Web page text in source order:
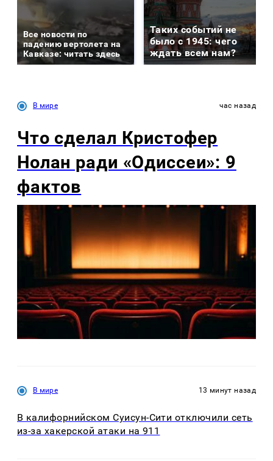
Все новости по
падению вертолета на
Кавказе: читать здесь
Таких событий не
было с 1945: чего
ждать всем нам?
В мире час назад
Что сделал Кристофер
Нолан ради «Одиссеи»: 9
фактов
В мире 13 минут назад
В калифорнийском Суисун-Сити отключили сеть
из-за хакерской атаки на 911